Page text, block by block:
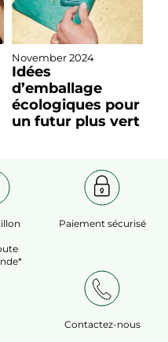
November 2024
Idées
d’emballage
écologiques pour
un futur plus vert
Paiement sécurisé
Contactez-nous